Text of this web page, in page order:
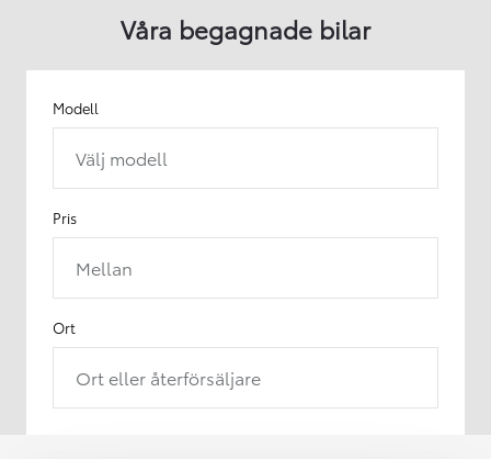
Våra begagnade bilar
Modell
Välj modell
Pris
Mellan
Ort
Ort eller återförsäljare